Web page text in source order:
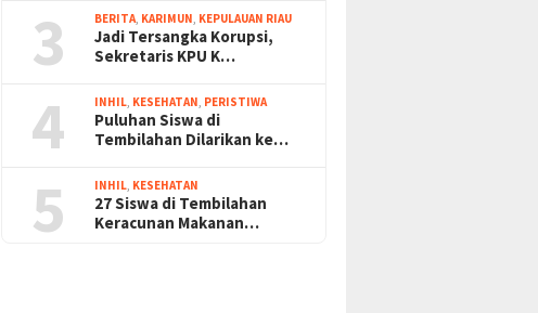
3 BERITA, KARIMUN, KEPULAUAN RIAU
Jadi Tersangka Korupsi,
Sekretaris KPU K…
4 INHIL, KESEHATAN, PERISTIWA
Puluhan Siswa di
Tembilahan Dilarikan ke…
5 INHIL, KESEHATAN
27 Siswa di Tembilahan
Keracunan Makanan…